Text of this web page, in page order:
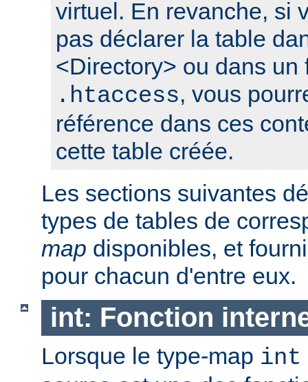
virtuel. En revanche, si
pas déclarer la table
<Directory> ou dans un
.htaccess, vous
référence dans ces
cette table créée.
Les sections suivantes
types de tables de
map disponibles, et
pour chacun d'entre eux.
int: Fonction
Lorsque le type-map int